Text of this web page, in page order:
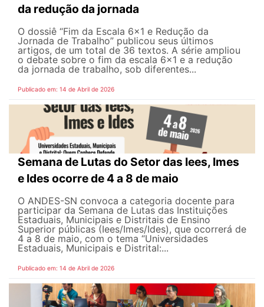
da redução da jornada
O dossiê “Fim da Escala 6×1 e Redução da
Jornada de Trabalho” publicou seus últimos
artigos, de um total de 36 textos. A série ampliou
o debate sobre o fim da escala 6x1 e a redução
da jornada de trabalho, sob diferentes...
Publicado em: 14 de Abril de 2026
Semana de Lutas do Setor das Iees, Imes
e Ides ocorre de 4 a 8 de maio
O ANDES-SN convoca a categoria docente para
participar da Semana de Lutas das Instituições
Estaduais, Municipais e Distritais de Ensino
Superior públicas (Iees/Imes/Ides), que ocorrerá de
4 a 8 de maio, com o tema “Universidades
Estaduais, Municipais e Distrital:...
Publicado em: 14 de Abril de 2026